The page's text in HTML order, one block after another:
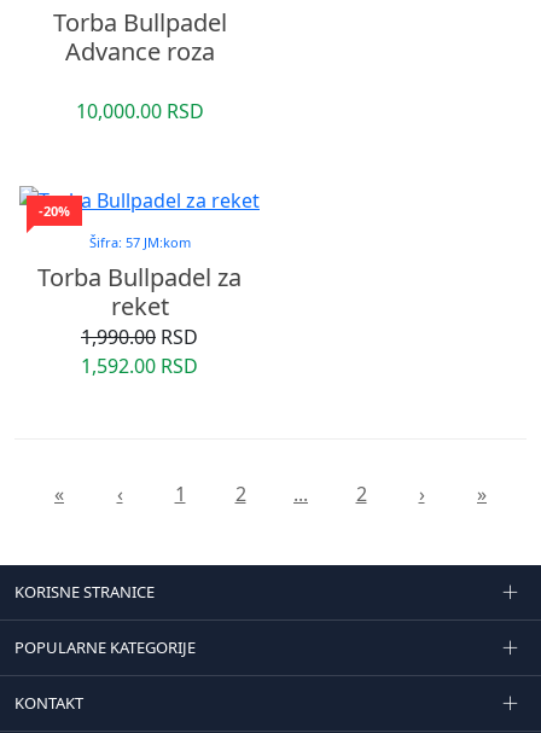
Torba Bullpadel
Advance roza
10,000.00 RSD
-20%
Šifra: 57 JM:kom
Torba Bullpadel za
reket
1,990.00 RSD
1,592.00 RSD
« ‹ 1 2 ... 2 › »
KORISNE STRANICE
POPULARNE KATEGORIJE
KONTAKT